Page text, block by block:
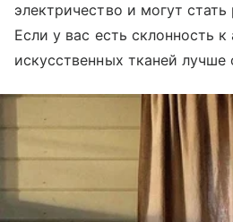
электричество и могут
Если у вас есть склонность к
искусственных тканей лучше